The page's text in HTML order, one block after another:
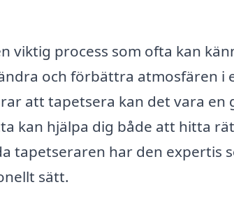
viktig process som ofta kan
och förbättra atmosfären i
att tapetsera kan det vara
kan hjälpa dig både att hitta
tapetseraren har den expertis
sätt.